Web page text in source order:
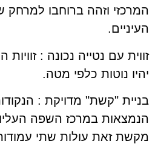
המרכזי וזהה ברוחבו למרחק
העיניים.
זווית עם נטייה נכונה :
יהיו נוטות כלפי מטה.
בניית "קשת" מדויקת :
הנמצאות במרכז השפה
מקשת זאת עולות שתי